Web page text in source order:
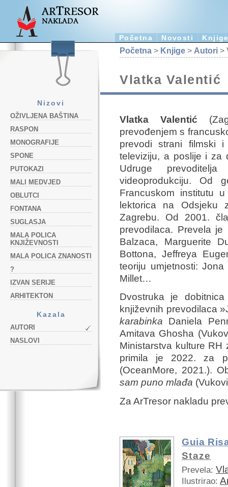
Početna Novosti
Nizovi
OŽIVLJENA BAŠTINA
RASPON
MONOGRAFIJE
SPONE
PUTOKAZI
MALI MEDVJED
OBLUTCI
FONTANA
SUGLASJA
MALA POLICA
KNJIŽEVNOSTI
MALA POLICA ZNANOSTI
?
IZVAN SERIJE
ARHITEKTON
Kazala
AUTORI
NASLOVI
Početna > Knjige > Autori >
Vlatka Valentić
Vlatka Valentić
prevođenjem s
prevodi strani filmski
televiziju, a poslije i za
Udruge
videoprodukciju. Od
Francuskom institutu
lektorica na Odsjeku
Zagrebu. Od 2001.
prevodilaca. Prevela
Balzaca, Marguerite
Bottona, Jeffreya
teoriju umjetnosti:
Millet…
Dvostruka je
književnih prevodilaca
karabinka Daniela
Amitava Ghosha
Ministarstva kulture RH
primila je 2022. za
(OceanMore, 2021.).
sam puno mlađa
Za ArTresor nakladu
Guia
Staze
Prevela:
Ilustrirao: